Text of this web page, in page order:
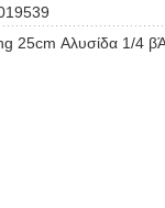
25cm Αλυσίδα 1/4